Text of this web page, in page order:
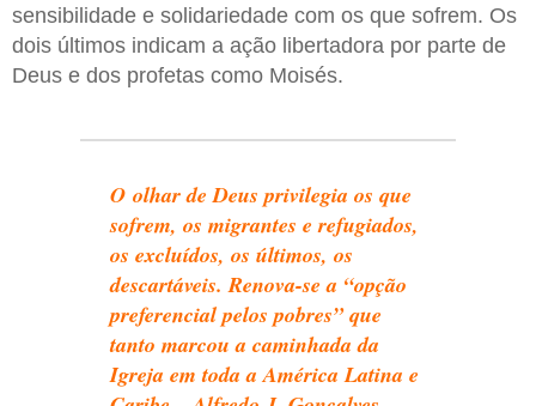
sensibilidade e solidariedade com os que sofrem. Os
dois últimos indicam a ação libertadora por parte de
Deus e dos profetas como Moisés.
O olhar de Deus privilegia os que
sofrem, os migrantes e refugiados,
os excluídos, os últimos, os
descartáveis. Renova-se a “opção
preferencial pelos pobres” que
tanto marcou a caminhada da
Igreja em toda a América Latina e